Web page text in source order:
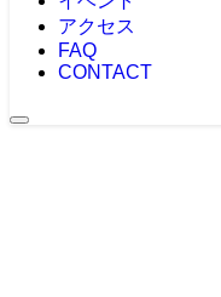
アクセス
FAQ
CONTACT